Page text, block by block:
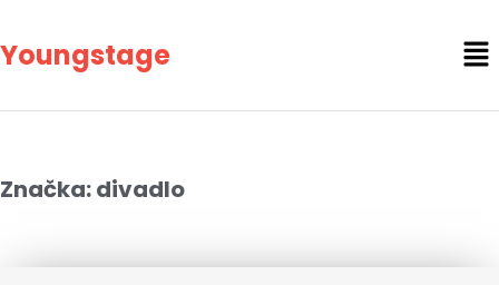
Youngstage
Značka: divadlo